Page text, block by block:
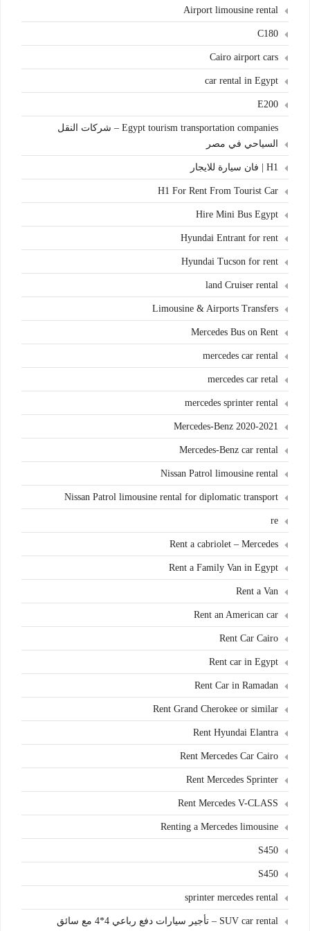
Airport limousine rental
C180
Cairo airport cars
car rental in Egypt
E200
Egypt tourism transportation companies – شركات النقل
السياحي في مصر
H1 | فان سيارة للايجار
H1 For Rent From Tourist Car
Hire Mini Bus Egypt
Hyundai Entrant for rent
Hyundai Tucson for rent
land Cruiser rental
Limousine & Airports Transfers
Mercedes Bus on Rent
mercedes car rental
mercedes car retal
mercedes sprinter rental
Mercedes-Benz 2020-2021
Mercedes-Benz car rental
Nissan Patrol limousine rental
Nissan Patrol limousine rental for diplomatic transport
re
Rent a cabriolet – Mercedes
Rent a Family Van in Egypt
Rent a Van
Rent an American car
Rent Car Cairo
Rent car in Egypt
Rent Car in Ramadan
Rent Grand Cherokee or similar
Rent Hyundai Elantra
Rent Mercedes Car Cairo
Rent Mercedes Sprinter
Rent Mercedes V-CLASS
Renting a Mercedes limousine
S450
S450
sprinter mercedes rental
SUV car rental – تأجير سيارات دفع رباعي 4*4 مع سائق